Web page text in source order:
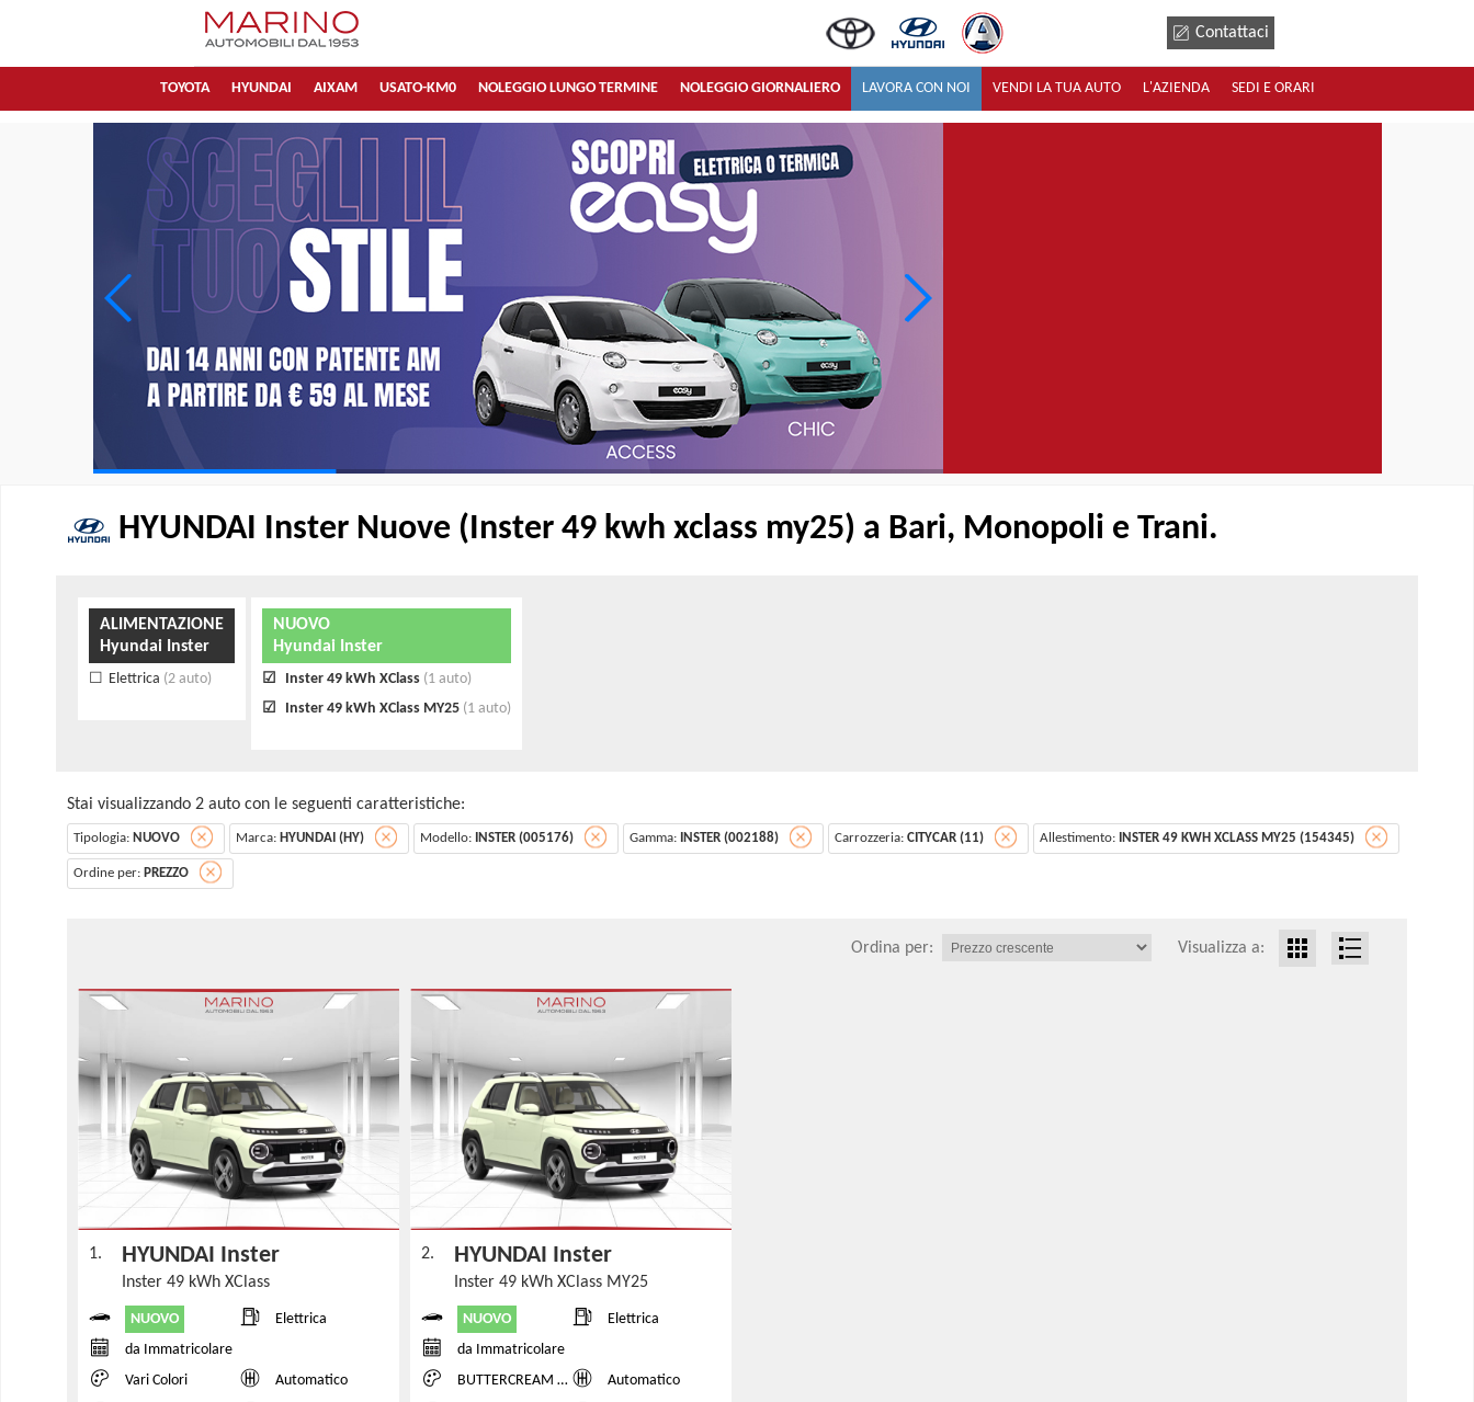
Contattaci
TOYOTA HYUNDAI AIXAM USATO-KM0 NOLEGGIO LUNGO TERMINE NOLEGGIO GIORNALIERO LAVORA CON NOI VENDI LA TUA AUTO L'AZIENDA SEDI E ORARI
HYUNDAI Inster Nuove (Inster 49 kwh xclass my25) a Bari, Monopoli e Trani.
ALIMENTAZIONE
Hyundai Inster
Elettrica (2 auto)
NUOVO
Hyundai Inster
Inster 49 kWh XClass (1 auto)
Inster 49 kWh XClass MY25 (1 auto)
Stai visualizzando 2 auto con le seguenti caratteristiche:
Tipologia: NUOVO Marca: HYUNDAI (HY) Modello: INSTER (005176) Gamma: INSTER (002188) Carrozzeria: CITYCAR (11) Allestimento: INSTER 49 KWH XCLASS MY25 (154345)
Ordine per: PREZZO
Ordina per: Visualizza a:
1. HYUNDAI Inster
Inster 49 kWh XClass
NUOVO
Elettrica
da Immatricolare
Vari Colori
Automatico
2. HYUNDAI Inster
Inster 49 kWh XClass MY25
NUOVO
Elettrica
da Immatricolare
BUTTERCREAM YELLOW PEARL
Automatico